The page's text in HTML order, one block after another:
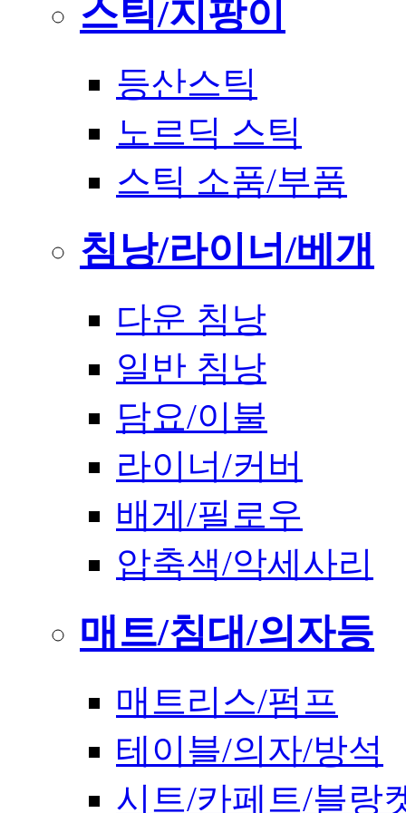
스틱/지팡이
등산스틱
노르딕 스틱
스틱 소품/부품
침낭/라이너/베개
다운 침낭
일반 침낭
담요/이불
라이너/커버
배게/필로우
압축색/악세사리
매트/침대/의자등
매트리스/펌프
테이블/의자/방석
시트/카페트/블랑